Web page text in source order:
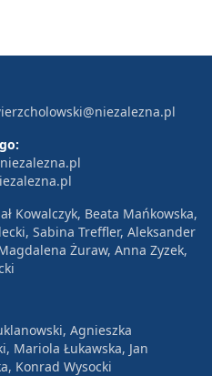
Kowalczyk, Beata Mańkowska,
Sabina Treffler, Aleksander
Żuraw, Anna Zyzek,
Agnieszka
Mariola Łukawska, Jan
Konrad Wysocki